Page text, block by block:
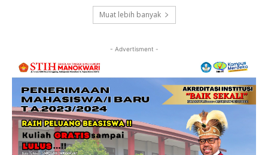
Muat lebih banyak
- Advertisment -